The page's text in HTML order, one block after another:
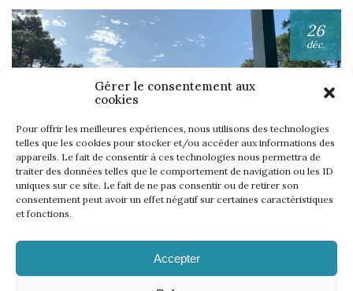
Gérer le consentement aux
cookies
Pour offrir les meilleures expériences, nous utilisons des technologies
telles que les cookies pour stocker et/ou accéder aux informations des
appareils. Le fait de consentir à ces technologies nous permettra de
traiter des données telles que le comportement de navigation ou les ID
uniques sur ce site. Le fait de ne pas consentir ou de retirer son
consentement peut avoir un effet négatif sur certaines caractéristiques
et fonctions.
Accepter
26
déc.
UNE SEMAINE… TOUS LES GOLFS WININONE !
Lire l'article